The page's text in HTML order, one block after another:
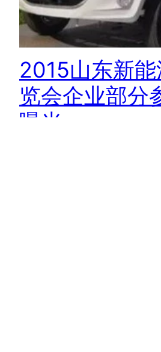
2015山东新
览会企业部分
曝光